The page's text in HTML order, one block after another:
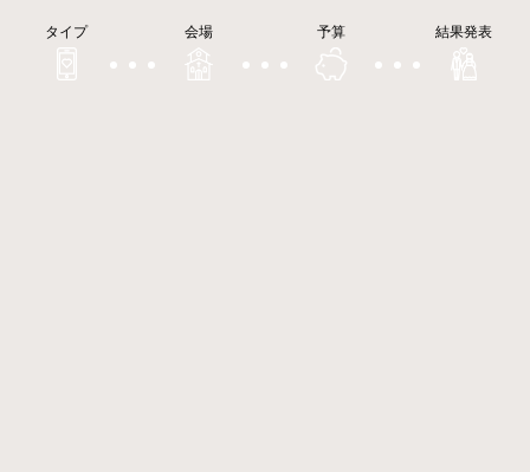
タイプ 会場 予算 結果発表